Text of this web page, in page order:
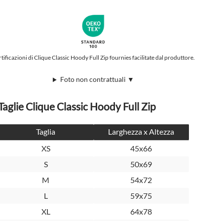
di Clique Classic Hoody Full Zip fournies facilitate dal produttore.
Foto non contrattuali ▼
Clique Classic Hoody Full Zip
Taglia
Larghezza x Altezza
XS
45x66
S
50x69
M
54x72
L
59x75
XL
64x78